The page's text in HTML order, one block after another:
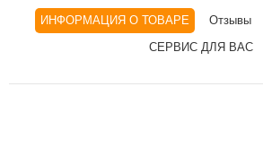
ИНФОРМАЦИЯ О ТОВАРЕ Отзывы
СЕРВИС ДЛЯ ВАС